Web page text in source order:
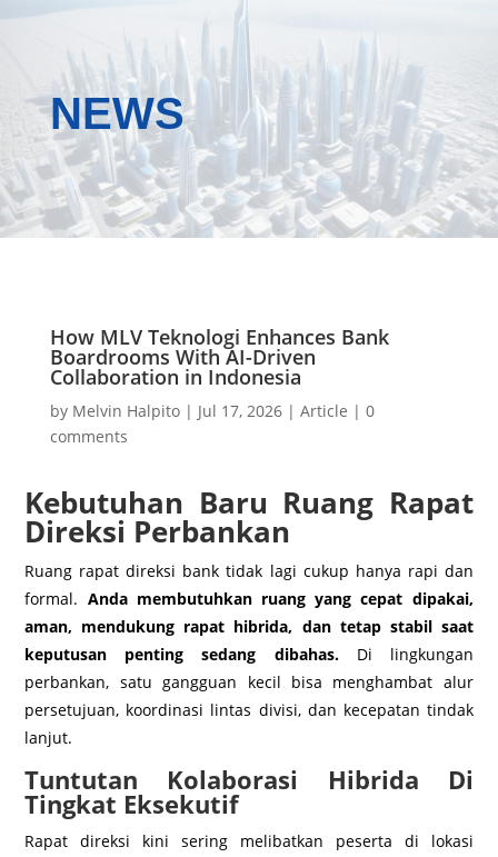
NEWS
How MLV Teknologi Enhances Bank
Boardrooms With AI-Driven
Collaboration in Indonesia
by Melvin Halpito| Jul 17, 2026| Article | 0
comments
Kebutuhan Baru Ruang Rapat
Direksi Perbankan
Ruang rapat direksi bank tidak lagi cukup hanya rapi dan
formal. Anda membutuhkan ruang yang cepat dipakai,
aman, mendukung rapat hibrida, dan tetap stabil saat
keputusan penting sedang dibahas.Di lingkungan
perbankan, satu gangguan kecil bisa menghambat alur
persetujuan, koordinasi lintas divisi, dan kecepatan tindak
lanjut.
Tuntutan Kolaborasi Hibrida Di
Tingkat Eksekutif
Rapat direksi kini sering melibatkan peserta di lokasi